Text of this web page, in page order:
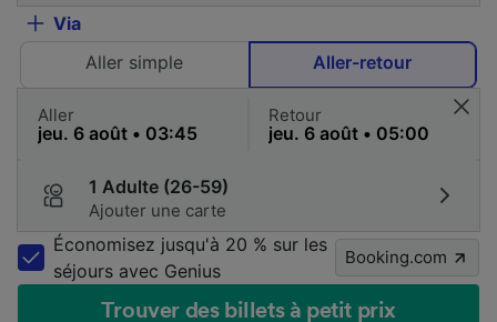
Via
Aller simple
Aller-retour
Aller Retour
1 Adulte (26-59)
Ajouter une carte
Économisez jusqu'à 20 % sur les
séjours avec Genius
Booking.com
Trouver des billets à petit prix